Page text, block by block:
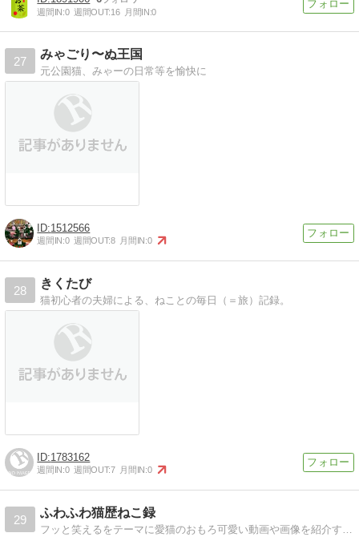
週間IN:0 週間OUT:16 月間IN:0
27
みゃごり〜ぬ王国
元公園猫、みゃーの日常等を愉快に
1512566
週間IN:0 週間OUT:8 月間IN:0
28
きくたび
猫初心者の夫婦による、ねことの毎日（＝旅）記録。
1783162
週間IN:0 週間OUT:7 月間IN:0
29
ふわふわ猫歴ねこ録